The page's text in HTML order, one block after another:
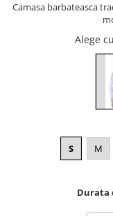
Camasa barbateasca
Alege
S M
Durata